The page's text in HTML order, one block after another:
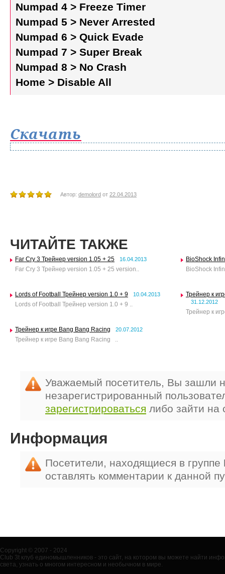
Numpad 4 > Freeze Timer
Numpad 5 > Never Arrested
Numpad 6 > Quick Evade
Numpad 7 > Super Break
Numpad 8 > No Crash
Home > Disable All
Скачать
Автор: demolord от 22.04.2013
ЧИТАЙТЕ ТАКЖЕ
Far Cry 3 Трейнер version 1.05 + 25 16.04.2013
Far Cry 3 Трейнер version 1.05 + 25 version..
BioShock
BioShock
Lords of Football Трейнер version 1.0 + 9 10.04.2013
Lords of Football Трейнер version 1.0 + 9 ..
Трейнер к
31.12.2012
Трейнер к
Трейнер к игре Bang Bang Racing 20.07.2012
Трейнер к игре Bang Bang Racing ..
Уважаемый посетитель, Вы зашли
незарегистрированный
зарегистрироваться либо зайти на
Информация
Посетители, находящиеся в группе
оставлять комментарии к данной
Copyright © 2007 - 2024
Club 3t клуб единомышленников - это сайт, на котором вы можете найти
света, узнать о многом интересном и необычном в мире.